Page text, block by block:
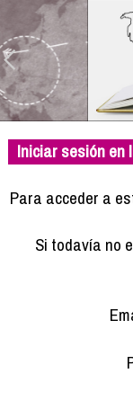
Quienes somos
El proyecto
Blog
Viaja con nosotros
Camino solidario
Libros
Compañeros de viaje
Info viajeros
Iniciar sesión en
Para acceder a
Si todavía no